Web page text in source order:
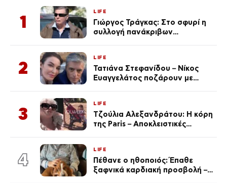
1
LIFE
Γιώργος Τράγκας: Στο σφυρί η
συλλογή πανάκριβων
2
LIFE
Τατιάνα Στεφανίδου – Νίκος
Ευαγγελάτος ποζάρουν με
3
LIFE
Τζούλια Αλεξανδράτου: Η κόρη
της Paris – Αποκλειστικές
4
LIFE
Πέθανε ο ηθοποιός: Έπαθε
ξαφνικά καρδιακή προσβολή – Η